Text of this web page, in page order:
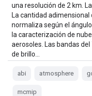
una resolución de 2 km.
La cantidad
normaliza según el
la caracterización de
aerosoles. Las bandas
de brillo…
abi atmosphere
mcmip